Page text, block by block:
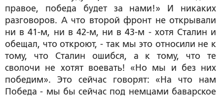
правое, победа будет за нами!» И никаких
разговоров. А что второй фронт не открывали
ни в 41-м, ни в 42-м, ни в 43-м - хотя Сталин и
обещал, что откроют, - так мы это относили не к
тому, что Сталин ошибся, а к тому, что те
сволочи не хотят воевать! «Но мы и без них
победим». Это сейчас говорят: «На что нам
Победа - мы бы сейчас под немцами баварское